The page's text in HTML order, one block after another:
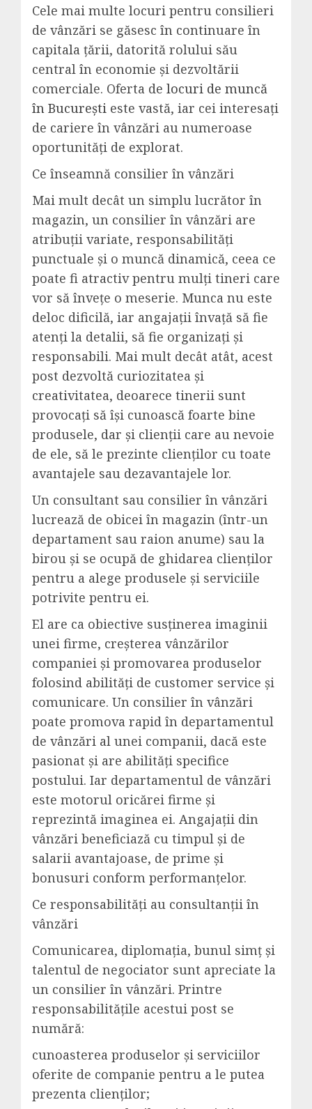
Cele mai multe locuri pentru consilieri
de vânzări se găsesc în continuare în
capitala țării, datorită rolului său
central în economie și dezvoltării
comerciale. Oferta de locuri de muncă
în București este vastă, iar cei interesați
de cariere în vânzări au numeroase
oportunități de explorat.
Ce înseamnă consilier în vânzări
Mai mult decât un simplu lucrător în
magazin, un consilier în vânzări are
atribuții variate, responsabilități
punctuale și o muncă dinamică, ceea ce
poate fi atractiv pentru mulți tineri care
vor să învețe o meserie. Munca nu este
deloc dificilă, iar angajații învață să fie
atenți la detalii, să fie organizați și
responsabili. Mai mult decât atât, acest
post dezvoltă curiozitatea și
creativitatea, deoarece tinerii sunt
provocați să își cunoască foarte bine
produsele, dar și clienții care au nevoie
de ele, să le prezinte clienților cu toate
avantajele sau dezavantajele lor.
Un consultant sau consilier în vânzări
lucrează de obicei în magazin (într-un
departament sau raion anume) sau la
birou și se ocupă de ghidarea clienților
pentru a alege produsele și serviciile
potrivite pentru ei.
El are ca obiective susținerea imaginii
unei firme, creșterea vânzărilor
companiei și promovarea produselor
folosind abilități de customer service și
comunicare. Un consilier în vânzări
poate promova rapid în departamentul
de vânzări al unei companii, dacă este
pasionat și are abilități specifice
postului. Iar departamentul de vânzări
este motorul oricărei firme și
reprezintă imaginea ei. Angajații din
vânzări beneficiază cu timpul și de
salarii avantajoase, de prime și
bonusuri conform performanțelor.
Ce responsabilități au consultanții în
vânzări
Comunicarea, diplomația, bunul simț și
talentul de negociator sunt apreciate la
un consilier în vânzări. Printre
responsabilitățile acestui post se
numără:
cunoasterea produselor și serviciilor
oferite de companie pentru a le putea
prezenta clienților;